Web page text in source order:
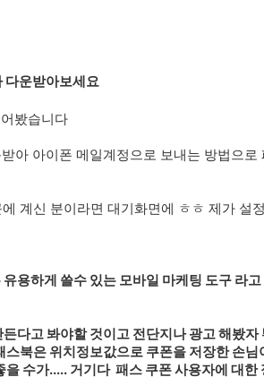
다운받아보세요
봤습니다
아 아이폰 메일계정으로 보내는 방법으로
계신 분이라면 대기화면에 ㅎㅎ 제가 설
용하게 쓸수 있는 모바일 마케팅 도구 라
다고 봐야할 것이고 전단지나 광고 해봤자
북은 위치정보값으로 쿠폰을 저장한 손님
을 수가..... 거기다 패스 쿠폰사용자에 대한